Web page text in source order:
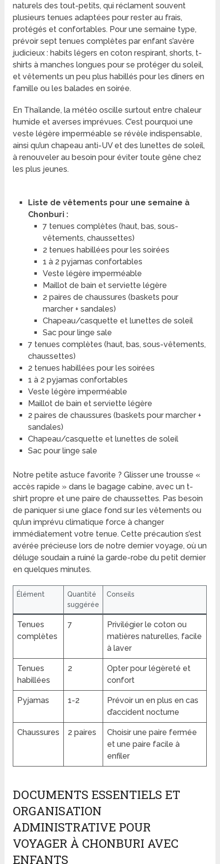
naturels des tout-petits, qui réclament souvent
plusieurs tenues adaptées pour rester au frais,
protégés et confortables. Pour une semaine type,
prévoir sept tenues complètes par enfant s’avère
judicieux : habits légers en coton respirant, shorts, t-
shirts à manches longues pour se protéger du soleil,
et vêtements un peu plus habillés pour les dîners en
famille ou les balades en soirée.
En Thaïlande, la météo oscille surtout entre chaleur
humide et averses imprévues. C’est pourquoi une
veste légère imperméable se révèle indispensable,
ainsi qu’un chapeau anti-UV et des lunettes de soleil,
à renouveler au besoin pour éviter toute gêne chez
les plus jeunes.
Liste de vêtements pour une semaine à
Chonburi :
7 tenues complètes (haut, bas, sous-
vêtements, chaussettes)
2 tenues habillées pour les soirées
1 à 2 pyjamas confortables
Veste légère imperméable
Maillot de bain et serviette légère
2 paires de chaussures (baskets pour
marcher + sandales)
Chapeau/casquette et lunettes de soleil
Sac pour linge sale
7 tenues complètes (haut, bas, sous-vêtements,
chaussettes)
2 tenues habillées pour les soirées
1 à 2 pyjamas confortables
Veste légère imperméable
Maillot de bain et serviette légère
2 paires de chaussures (baskets pour marcher +
sandales)
Chapeau/casquette et lunettes de soleil
Sac pour linge sale
Notre petite astuce favorite ? Glisser une trousse «
accès rapide » dans le bagage cabine, avec un t-
shirt propre et une paire de chaussettes. Pas besoin
de paniquer si une glace fond sur les vêtements ou
qu’un imprévu climatique force à changer
immédiatement votre tenue. Cette précaution s’est
avérée précieuse lors de notre dernier voyage, où un
déluge soudain a ruiné la garde-robe du petit dernier
en quelques minutes.
Élément
Quantité
suggérée
Conseils
Tenues
complètes
7
Privilégier le coton ou
matières naturelles, facile
à laver
Tenues
habillées
2
Opter pour légèreté et
confort
Pyjamas 1-2
Prévoir un en plus en cas
d’accident nocturne
Chaussures 2 paires
Choisir une paire fermée
et une paire facile à
enfiler
DOCUMENTS ESSENTIELS ET
ORGANISATION
ADMINISTRATIVE POUR
VOYAGER À CHONBURI AVEC
ENFANTS